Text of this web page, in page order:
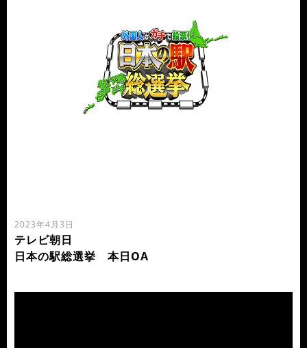
2023年4月3日
テレビ朝日
日本の駅総選挙 本日OA